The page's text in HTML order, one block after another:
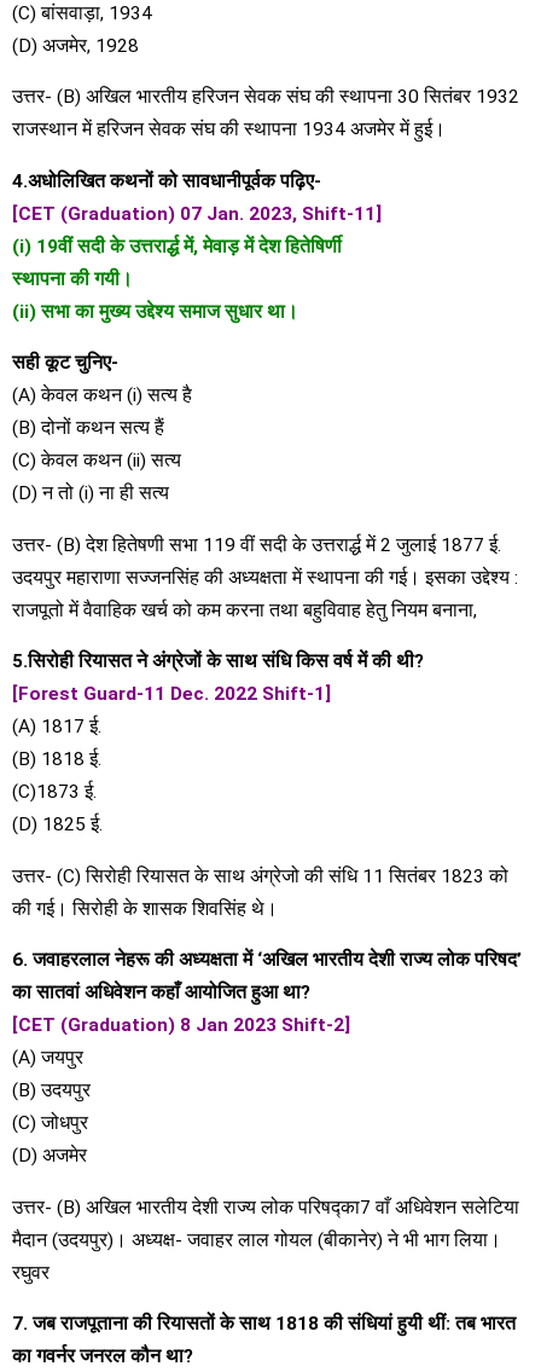
(C) बांसवाड़ा, 1934
(D) अजमेर, 1928
उत्तर- (B) अखिल भारतीय हरिजन सेवक संघ की स्थापना 30 सितंबर 1932
राजस्थान में हरिजन सेवक संघ की स्थापना 1934 अजमेर में हुई।
4.अधोलिखित कथनों को सावधानीपूर्वक पढ़िए-
[CET (Graduation) 07 Jan. 2023, Shift-11]
(i) 19वीं सदी के उत्तरार्द्ध में, मेवाड़ में देश हितेषिर्णी
स्थापना की गयी।
(ii) सभा का मुख्य उद्देश्य समाज सुधार था।
सही कूट चुनिए-
(A) केवल कथन (i) सत्य है
(B) दोनों कथन सत्य हैं
(C) केवल कथन (ii) सत्य
(D) न तो (i) ना ही सत्य
उत्तर- (B) देश हितेषणी सभा 119 वीं सदी के उत्तरार्द्ध में 2 जुलाई 1877 ई.
उदयपुर महाराणा सज्जनसिंह की अध्यक्षता में स्थापना की गई। इसका उद्देश्य :
राजपूतो में वैवाहिक खर्च को कम करना तथा बहुविवाह हेतु नियम बनाना,
5.सिरोही रियासत ने अंग्रेजों के साथ संधि किस वर्ष में की थी?
[Forest Guard-11 Dec. 2022 Shift-1]
(A) 1817 ई.
(B) 1818 ई.
(C)1873 ई.
(D) 1825 ई.
उत्तर- (C) सिरोही रियासत के साथ अंग्रेजो की संधि 11 सितंबर 1823 को
की गई। सिरोही के शासक शिवसिंह थे।
6. जवाहरलाल नेहरू की अध्यक्षता में ‘अखिल भारतीय देशी राज्य लोक परिषद’
का सातवां अधिवेशन कहाँ आयोजित हुआ था?
[CET (Graduation) 8 Jan 2023 Shift-2]
(A) जयपुर
(B) उदयपुर
(C) जोधपुर
(D) अजमेर
उत्तर- (B) अखिल भारतीय देशी राज्य लोक परिषद्का7 वाँ अधिवेशन सलेटिया
मैदान (उदयपुर)। अध्यक्ष- जवाहर लाल गोयल (बीकानेर) ने भी भाग लिया।
रघुवर
7. जब राजपूताना की रियासतों के साथ 1818 की संधियां हुयी थीं: तब भारत
का गवर्नर जनरल कौन था?